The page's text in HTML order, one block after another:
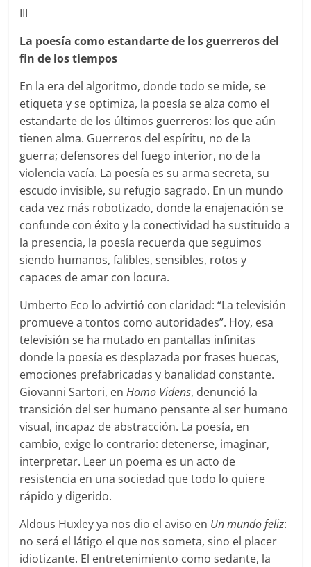
III
La poesía como estandarte de los guerreros del
fin de los tiempos
En la era del algoritmo, donde todo se mide, se
etiqueta y se optimiza, la poesía se alza como el
estandarte de los últimos guerreros: los que aún
tienen alma. Guerreros del espíritu, no de la
guerra; defensores del fuego interior, no de la
violencia vacía. La poesía es su arma secreta, su
escudo invisible, su refugio sagrado. En un mundo
cada vez más robotizado, donde la enajenación se
confunde con éxito y la conectividad ha sustituido a
la presencia, la poesía recuerda que seguimos
siendo humanos, falibles, sensibles, rotos y
capaces de amar con locura.
Umberto Eco lo advirtió con claridad: “La televisión
promueve a tontos como autoridades”. Hoy, esa
televisión se ha mutado en pantallas infinitas
donde la poesía es desplazada por frases huecas,
emociones prefabricadas y banalidad constante.
Giovanni Sartori, enHomo Videns, denunció la
transición del ser humano pensante al ser humano
visual, incapaz de abstracción. La poesía, en
cambio, exige lo contrario: detenerse, imaginar,
interpretar. Leer un poema es un acto de
resistencia en una sociedad que todo lo quiere
rápido y digerido.
Aldous Huxley ya nos dio el aviso en Un mundo feliz:
no será el látigo el que nos someta, sino el placer
idiotizante. El entretenimiento como sedante, la